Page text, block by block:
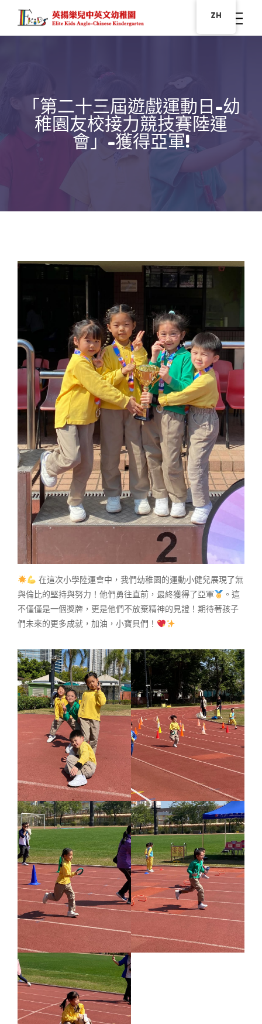
「第二十三屆遊戲運動日-幼
稚園友校接力競技賽陸運
會」-獲得亞軍!
在這次小學陸運會中，我們幼稚園的運動小健兒展現了無
與倫比的堅持與努力！他們勇往直前，最終獲得了亞軍
。這
不僅僅是一個獎牌，更是他們不放棄精神的見證！期待著孩子
們未來的更多成就，加油，小寶貝們！
ZH